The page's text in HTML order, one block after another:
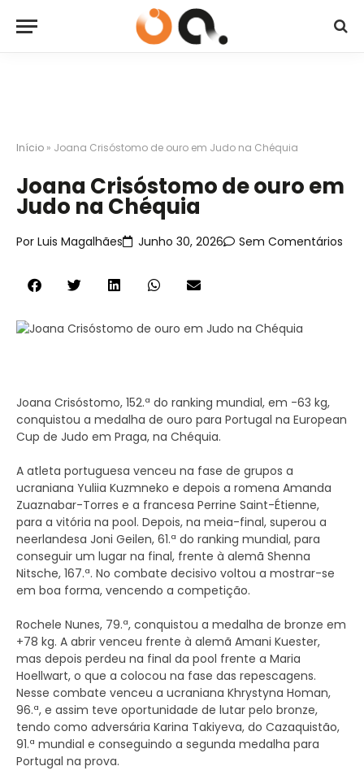
Início » Joana Crisóstomo de ouro em Judo na Chéquia
Joana Crisóstomo de ouro em
Judo na Chéquia
Por Luis Magalhães Junho 30, 2026 Sem Comentários
Joana Crisóstomo, 152.ª do ranking mundial, em -63 kg,
conquistou a medalha de ouro para Portugal na European
Cup de Judo em Praga, na Chéquia.
A atleta portuguesa venceu na fase de grupos a
ucraniana Yuliia Kuzmneko e depois a romena Amanda
Zuaznabar-Torres e a francesa Perrine Saint-Étienne,
para a vitória na pool. Depois, na meia-final, superou a
neerlandesa Joni Geilen, 61.ª do ranking mundial, para
conseguir um lugar na final, frente à alemã Shenna
Nitsche, 167.ª. No combate decisivo voltou a mostrar-se
em boa forma, vencendo a competição.
Rochele Nunes, 79.ª, conquistou a medalha de bronze em
+78 kg. A abrir venceu frente à alemã Amani Kuester,
mas depois perdeu na final da pool frente a Maria
Hoellwart, o que a colocou na fase das repescagens.
Nesse combate venceu a ucraniana Khrystyna Homan,
96.ª, e assim teve oportunidade de lutar pelo bronze,
tendo como adversária Karina Takiyeva, do Cazaquistão,
91.ª mundial e conseguindo a segunda medalha para
Portugal na prova.